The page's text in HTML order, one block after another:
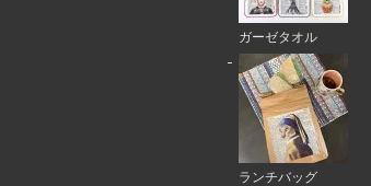
ガーゼタオル
ランチバッグ